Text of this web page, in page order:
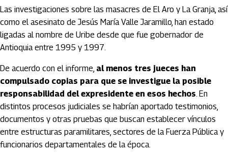
Las investigaciones sobre las masacres de El Aro y La Granja, así
como el asesinato de Jesús María Valle Jaramillo, han estado
ligadas al nombre de Uribe desde que fue gobernador de
Antioquia entre 1995 y 1997.
De acuerdo con el informe, al menos tres jueces han
compulsado copias para que se investigue la posible
responsabilidad del expresidente en esos hechos. En
distintos procesos judiciales se habrían aportado testimonios,
documentos y otras pruebas que buscan establecer vínculos
entre estructuras paramilitares, sectores de la Fuerza Pública y
funcionarios departamentales de la época.